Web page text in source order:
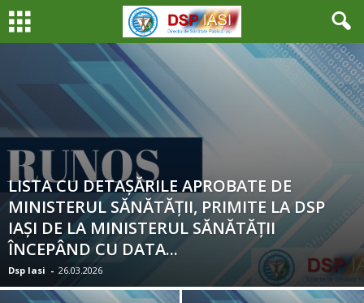
LISTA CU DETAȘĂRILE APROBATE DE
MINISTERUL SĂNĂTĂȚII, PRIMITE LA DSP
IAȘI DE LA MINISTERUL SĂNĂTĂȚII
ÎNCEPÂND CU DATA...
Dsp Iasi - 26.03.2026